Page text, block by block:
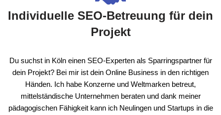
Individuelle SEO-Betreuung für dein
Projekt
Du suchst in Köln einen SEO-Experten als Sparringspartner für
dein Projekt? Bei mir ist dein Online Business in den richtigen
Händen. Ich habe Konzerne und Weltmarken betreut,
mittelständische Unternehmen beraten und dank meiner
pädagogischen Fähigkeit kann ich Neulingen und Startups in die